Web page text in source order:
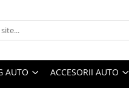
AUTO ACCESORII AUTO